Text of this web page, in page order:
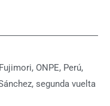
, ONPE, Perú,
, segunda vuelta